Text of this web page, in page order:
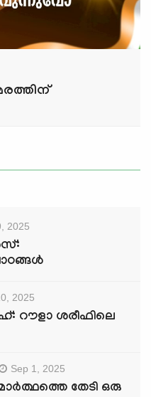
2025
2025
റൗളാ ശരീഫിലെ
Sep 1, 2025
തേടി ഒരു